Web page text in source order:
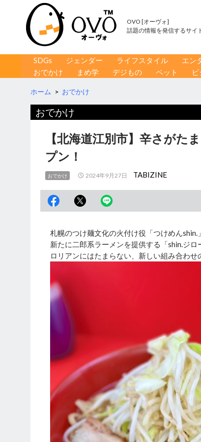
OVO [オーヴォ]
話題の情報を発信するサイ
コンテンツへ移動
SDGs ジェンダー ライフスタイル エン
おでかけ
まめ学 デジもの ペット ビ
ホーム > おでかけ
おでかけ
【北海道江別市】辛さがた
プン！
おでかけ 2024年9月27日 TABIZINE
札幌のつけ麺文化の火付け役「つけめん
新たに二郎系ラーメンを提供する「shin.ジ
ロリアンにはたまらない、新しい組み合わせ